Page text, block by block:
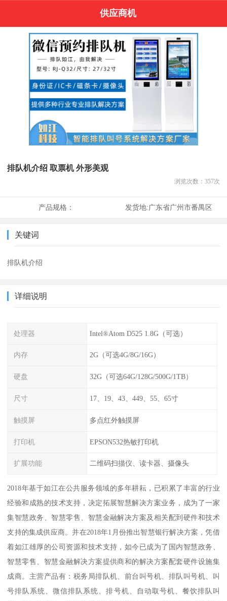
供应商机
排队机介绍 取票机 外形美观
浏览次数： 357次
产品规格： 发货地:广东省广州市番禺区
关键词
排队机介绍
详细说明
处理器 Intel®Atom D525 1.8G（可选）
内存 2G（可选4G/8G/16G）
硬盘 32G（可选64G/128G/500G/1TB）
尺寸 17、19、43、449、55、65寸
触摸屏 多点红外触摸屏
打印机 EPSON532热敏打印机
扩展功能 二维码扫描仪、读卡器、摄像头
2018年基于如江在公共服务领域的多年耕耘，已积累了丰富的行业
经验和成熟的技术支持，决定拓展智慧解决方案业务，成为了一家
集智慧政务、智慧零售、智慧金融解决方案及相关配到硬件和技术
支持的集成供应商。并在2018年1月份推出智慧银行解决方案，凭借
着如江雄厚的公司资源和技术支持，如今已成为了国内智慧政务、
智慧零售、智慧金融解决方案提供商和的解决方案配套硬件设施集
成商。主营产品有：税务局排队机、前台叫号机、排队叫号机、叫
号排队系统、微信排队系统、排号机、自动取号机、餐饮排队叫